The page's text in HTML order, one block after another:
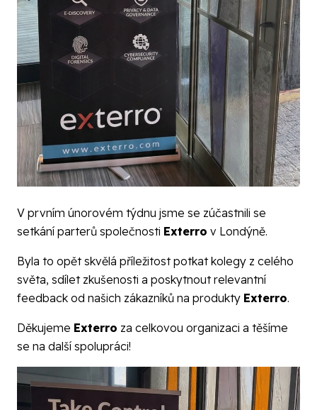
V prvním únorovém týdnu jsme se zúčastnili se
setkání parterů společnosti Exterro v Londýně.
Byla to opět skvělá příležitost potkat kolegy z celého
světa, sdílet zkušenosti a poskytnout relevantní
feedback od našich zákazníků na produkty Exterro.
Děkujeme Exterro za celkovou organizaci a těšíme
se na další spolupráci!